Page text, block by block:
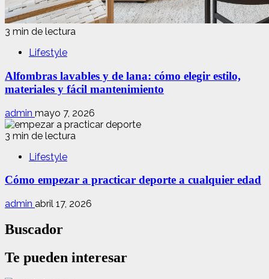
3 min de lectura
Lifestyle
Alfombras lavables y de lana: cómo elegir estilo,
materiales y fácil mantenimiento
admin mayo 7, 2026
3 min de lectura
Lifestyle
Cómo empezar a practicar deporte a cualquier edad
admin abril 17, 2026
Buscador
Te pueden interesar